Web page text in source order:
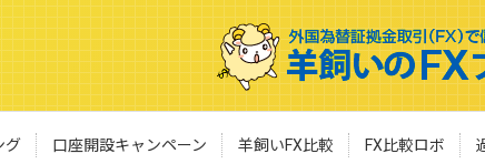
グ 口座開設キャンペーン 羊飼いFX比較 FX比較ロボ